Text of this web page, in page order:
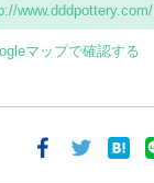
www.dddpottery.com/
マップで確認する